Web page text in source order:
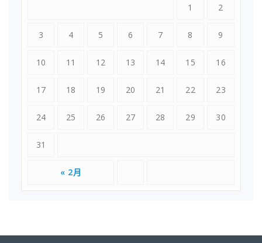
« 2月
1 2
3 4 5 6 7 8 9
10 11 12 13 14 15 16
17 18 19 20 21 22 23
24 25 26 27 28 29 30
31